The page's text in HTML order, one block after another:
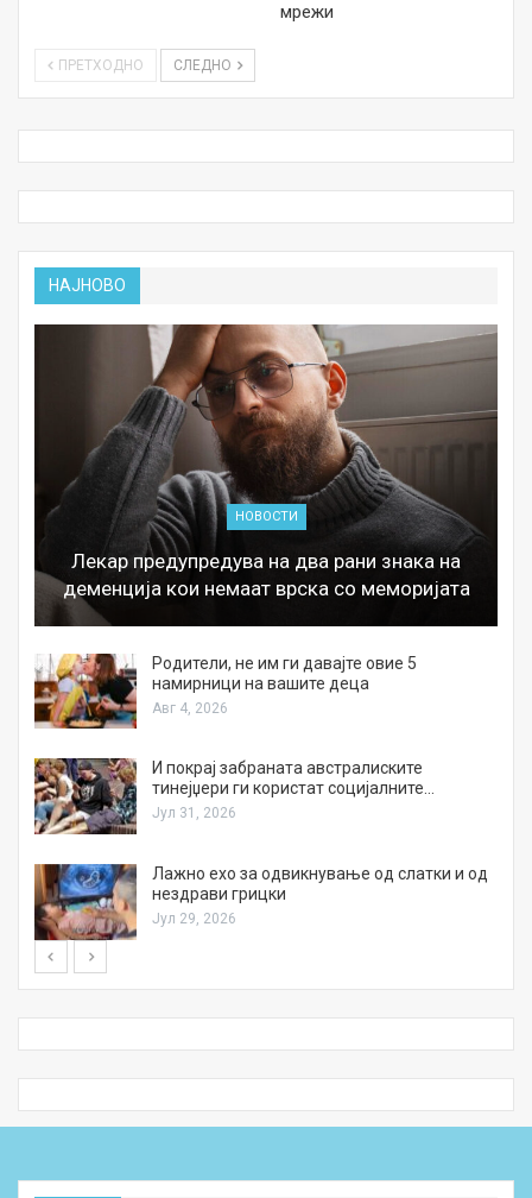
мрежи
ПРЕТХОДНО СЛЕДНО
НАЈНОВО
НОВОСТИ
Лекар предупредува на два рани знака на
деменција кои немаат врска со меморијата
Родители, не им ги давајте овие 5
намирници на вашите деца
Авг 4, 2026
И покрај забраната австралиските
тинејџери ги користат социјалните…
Јул 31, 2026
Лажно ехо за одвикнување од слатки и од
нездрави грицки
Јул 29, 2026